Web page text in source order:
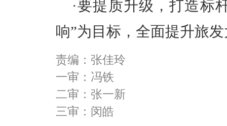
·要提质升级，打造标
响”为目标，全面提升旅
责编：张佳玲
一审：冯铁
二审：张一新
三审：闵皓